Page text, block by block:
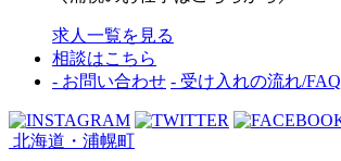
求人一覧を見る
相談はこちら
- お問い合わせ - 受け入れの流れ/FAQ
北海道・浦幌町